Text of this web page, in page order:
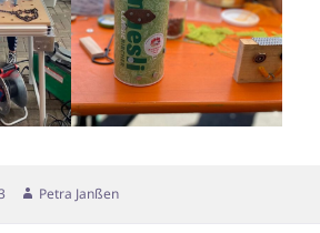
Autor
Petra Janßen